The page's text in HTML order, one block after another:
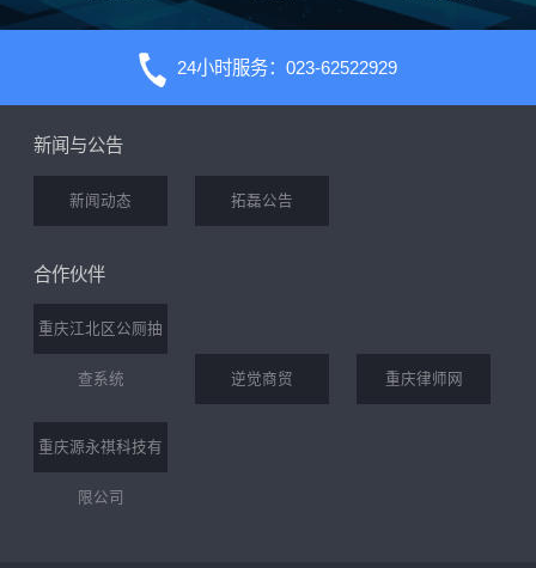
24小时服务：023-62522929
新闻与公告
新闻动态 拓磊公告
合作伙伴
重庆江北区公厕抽
查系统 逆觉商贸 重庆律师网
重庆源永祺科技有
限公司